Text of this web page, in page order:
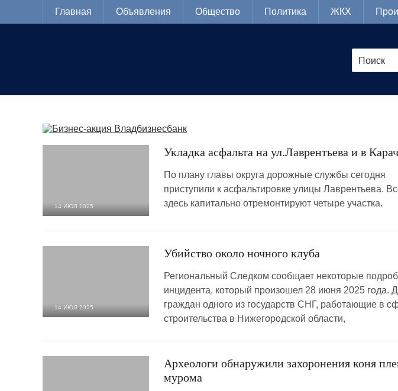
Главная Объявления Общество Политика ЖКХ
14 ИЮЛ 2025
Укладка асфальта на ул.Лаврентьева и в
По плану главы округа дорожные службы сегодня
приступили к асфальтировке улицы Лаврентьева.
здесь капитально отремонтируют четыре участка.
14 ИЮЛ 2025
Убийство около ночного клуба
Региональный Следком сообщает некоторые
инцидента, который произошел 28 июня 2025 года.
граждан одного из государств СНГ, работающие в
строительства в Нижегородской области,
Археологи обнаружили захоронения коня
мурома